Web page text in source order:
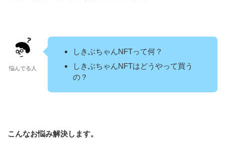
悩んでる人
しきぶちゃんNFTって何？
しきぶちゃんNFTはどうやって買う
の？
こんなお悩み解決します。